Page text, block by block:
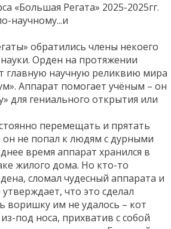
«Большая Регата» 2025-2025гг.
научному...и
обратились члены некоего
Орден на протяжении
главную научную реликвию мира
Аппарат помогает учёным – он
для гениального открытия или
перемещать и прятать
не попал к людям с дурными
время аппарат хранился в
жилого дома. Но кто-то
сломал чудесный аппарата и
что это сделал
воришку им не удалось – кот
под носа, прихватив с собой